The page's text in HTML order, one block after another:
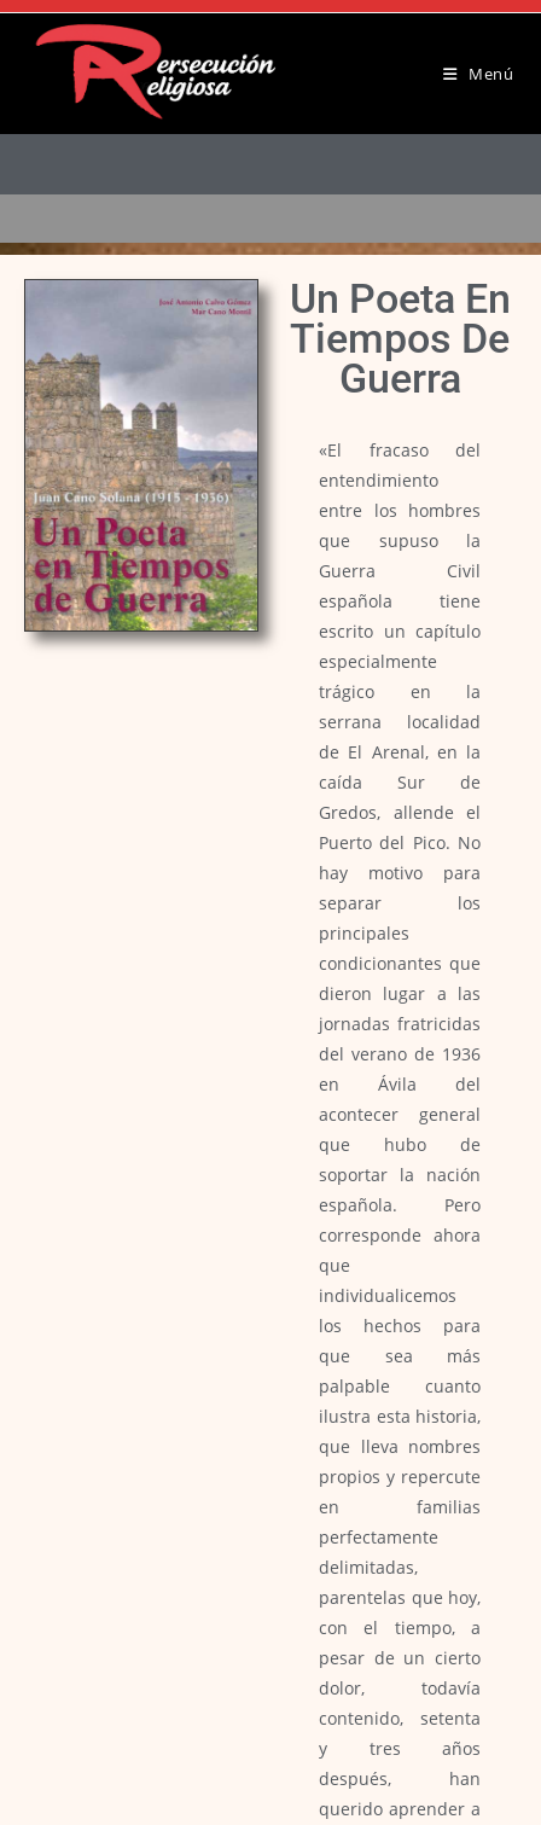
Menú
Un Poeta En
Tiempos De
Guerra
«El fracaso del
entendimiento
entre los hombres
que supuso la
Guerra Civil
española tiene
escrito un capítulo
especialmente
trágico en la
serrana localidad
de El Arenal, en la
caída Sur de
Gredos, allende el
Puerto del Pico. No
hay motivo para
separar los
principales
condicionantes que
dieron lugar a las
jornadas fratricidas
del verano de 1936
en Ávila del
acontecer general
que hubo de
soportar la nación
española. Pero
corresponde ahora
que
individualicemos
los hechos para
que sea más
palpable cuanto
ilustra esta historia,
que lleva nombres
propios y repercute
en familias
perfectamente
delimitadas,
parentelas que hoy,
con el tiempo, a
pesar de un cierto
dolor, todavía
contenido, setenta
y tres años
después, han
querido aprender a